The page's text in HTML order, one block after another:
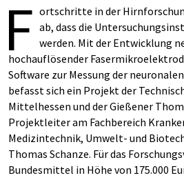
F ortschritte in der
ab, dass die
werden. Mit der Entwicklung
hochauflösender
Software zur Messung der
befasst sich ein Projekt der
Mittelhessen und der Gießener
Projektleiter am Fachbereich
Medizintechnik, Umwelt- und
Thomas Schanze. Für das
Bundesmittel in Höhe von 175.000